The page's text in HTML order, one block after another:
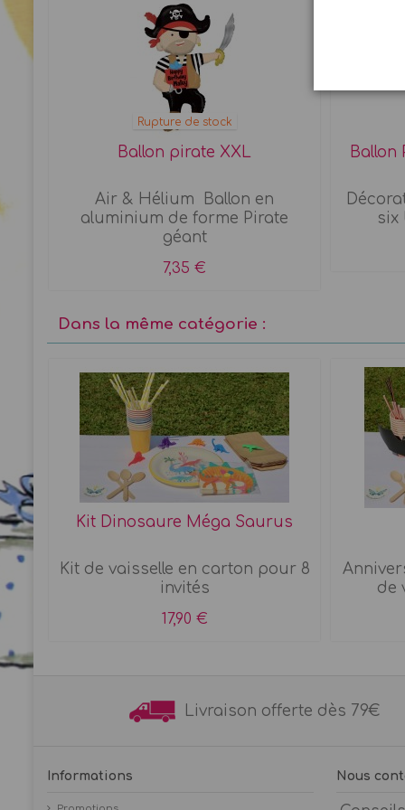
Rupture de stock
Ballon pirate XXL
Air & Hélium Ballon en
aluminium de forme Pirate
géant
7,35 €
Ballon
six
Dans la même catégorie :
& Kit Dinosaure Méga Saurus
Kit de vaisselle en carton pour 8
invités
17,90 €
de
Livraison offerte dès
Informations Nous